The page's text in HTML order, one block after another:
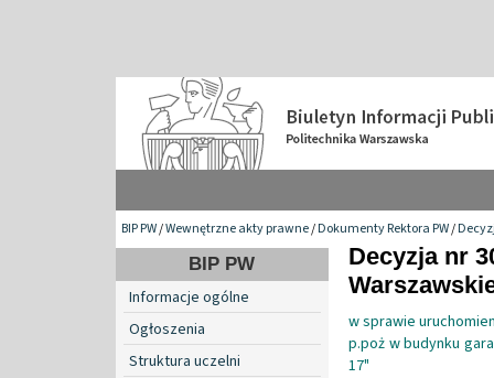
BIP PW/Wewnętrzne akty prawne/Dokumenty Rektora PW/
BIP PW
Informacje ogólne
Ogłoszenia
Struktura uczelni
Decyzja nr
w sprawie
p.poż w budynku
17"